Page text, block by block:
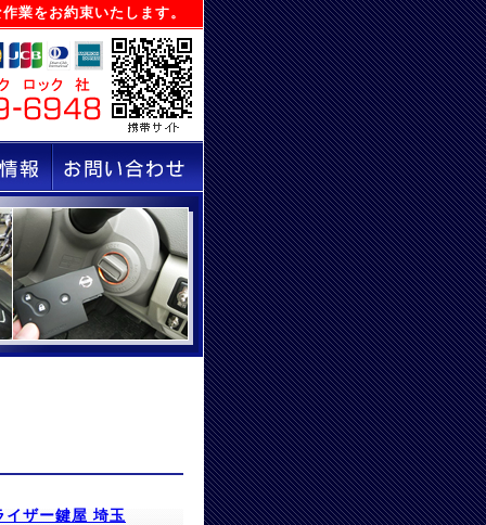
業をお約束いたします。
イザー鍵屋 埼玉